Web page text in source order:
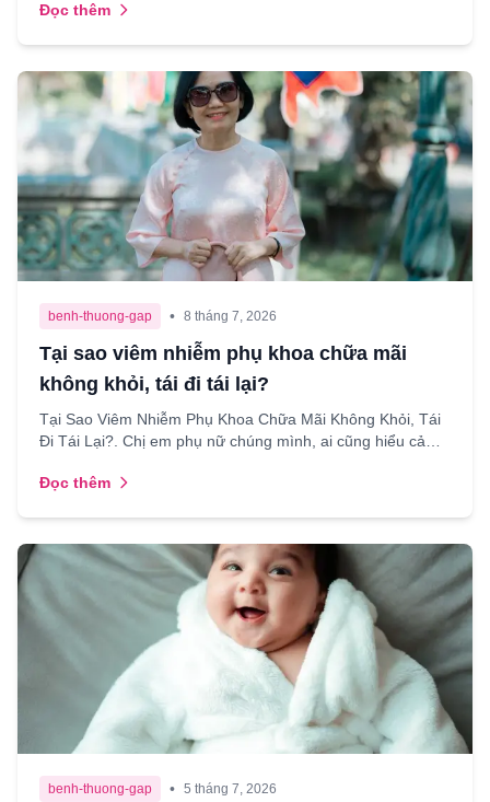
Đọc thêm
benh-thuong-gap • 8 tháng 7, 2026
Tại sao viêm nhiễm phụ khoa chữa mãi
không khỏi, tái đi tái lại?
Tại Sao Viêm Nhiễm Phụ Khoa Chữa Mãi Không Khỏi, Tái
Đi Tái Lại?. Chị em phụ nữ chúng mình, ai cũng hiểu cảm
Đọc thêm
benh-thuong-gap • 5 tháng 7, 2026